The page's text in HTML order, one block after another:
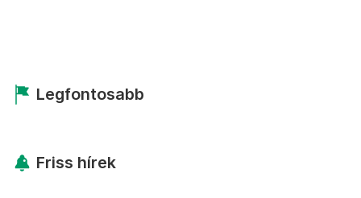
Legfontosabb
Friss hírek